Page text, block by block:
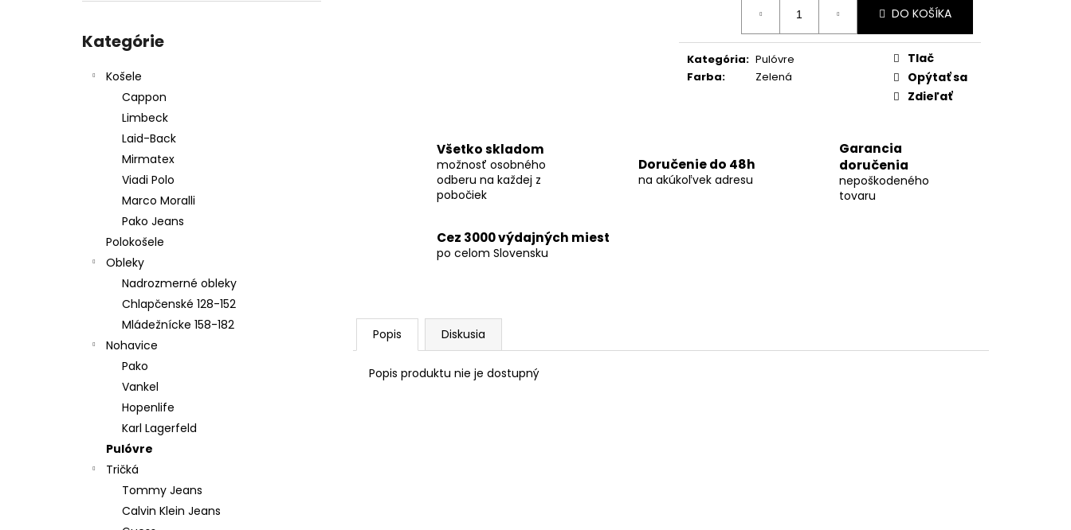
kategórie
Kategórie
Košele
Cappon
Limbeck
Laid-Back
Mirmatex
Viadi Polo
Marco Moralli
Pako Jeans
Polokošele
Obleky
Nadrozmerné obleky
Chlapčenské 128-152
Mládežnícke 158-182
Nohavice
Pako
Vankel
Hopenlife
Karl Lagerfeld
Pulóvre
Tričká
Tommy Jeans
Calvin Klein Jeans
DO KOŠÍKA
Kategória: Pulóvre
Farba: Zelená
Tlač
Opýtať sa
Zdieľať
Všetko skladom
možnosť osobného
odberu na každej z
pobočiek
Doručenie do 48h
na akúkoľvek adresu
Garancia
doručenia
nepoškodeného
tovaru
Cez 3000 výdajných miest
po celom Slovensku
Popis Diskusia
Popis produktu nie je dostupný
KOŠEĽA K067-A08